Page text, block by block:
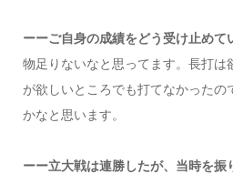
ーーご自身の成績をどう受け止めて
物足りないなと思ってます。長打は
が欲しいところでも打てなかったの
かなと思います。
ーー立大戦は連勝したが、当時を振